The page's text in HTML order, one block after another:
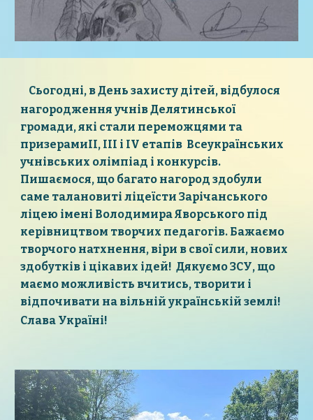
Сьогодні, в День захисту дітей, відбулося
нагородження учнів Делятинської
громади, які стали переможцями та
призерамиІІ, ІІІ і ІV етапів Всеукраїнських
учнівських олімпіад і конкурсів.
Пишаємося, що багато нагород здобули
саме талановиті ліцеїсти Зарічанського
ліцею імені Володимира Яворського під
керівництвом творчих педагогів. Бажаємо
творчого натхнення, віри в свої сили, нових
здобутків і цікавих ідей! Дякуємо ЗСУ, що
маємо можливість вчитись, творити і
відпочивати на вільній українській землі!
Слава Україні!